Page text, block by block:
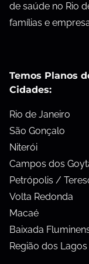
de saúde no Rio
famílias e
Temos Planos
Cidades:
Rio de Janeiro
São Gonçalo
Niterói
Campos dos
Petrópolis /
Volta Redonda
Macaé
Baixada
Região dos Lagos